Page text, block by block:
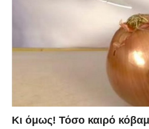
Κι όμως! Τόσο καιρό